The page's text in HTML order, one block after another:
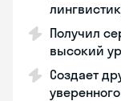
Получил
высокий
Создает